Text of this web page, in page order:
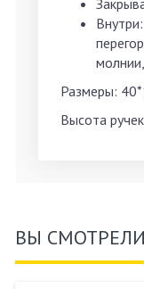
Размеры:
Высота
ВЫ СМОТРЕЛИ